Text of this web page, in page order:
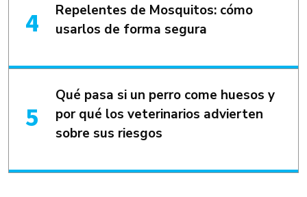
Repelentes de Mosquitos: cómo
usarlos de forma segura
Qué pasa si un perro come huesos y
por qué los veterinarios advierten
sobre sus riesgos